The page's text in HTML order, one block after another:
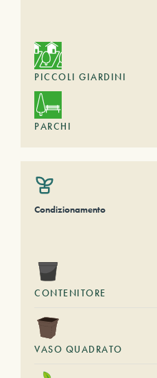
PICCOLI GIARDINI
PARCHI
Condizionamento
CONTENITORE
VASO QUADRATO